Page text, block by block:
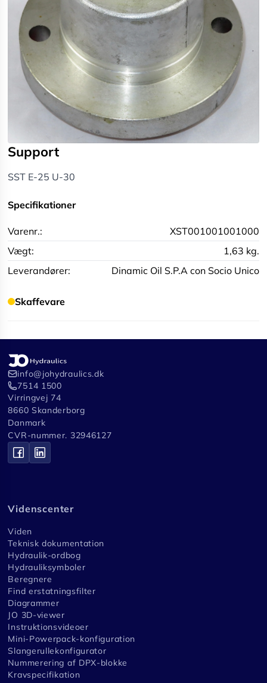
Support
SST E-25 U-30
Specifikationer
Varenr.:
XST001001001000
Vægt:
1,63 kg.
Leverandører:
Dinamic Oil S.P.A con Socio Unico
Skaffevare
info@johydraulics.dk
7514 1500
Virringvej 74
8660 Skanderborg
Danmark
CVR-nummer. 32946127
Videnscenter
Viden
Teknisk dokumentation
Hydraulik-ordbog
Hydrauliksymboler
Beregnere
Find erstatningsfilter
Diagrammer
JO 3D-viewer
Instruktionsvideoer
Mini-Powerpack-konfiguration
Slangerullekonfigurator
Nummerering af DPX-blokke
Kravspecifikation